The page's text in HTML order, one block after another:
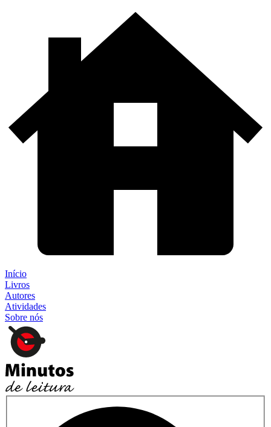
Início
Livros
Autores
Atividades
Sobre nós